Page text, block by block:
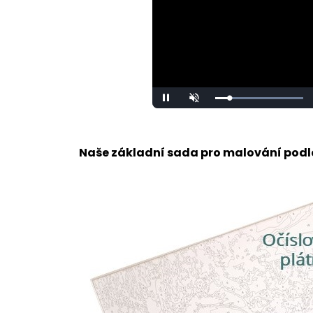
Pause Unmute Loaded:
100.00%
Naše základní sada pro malování